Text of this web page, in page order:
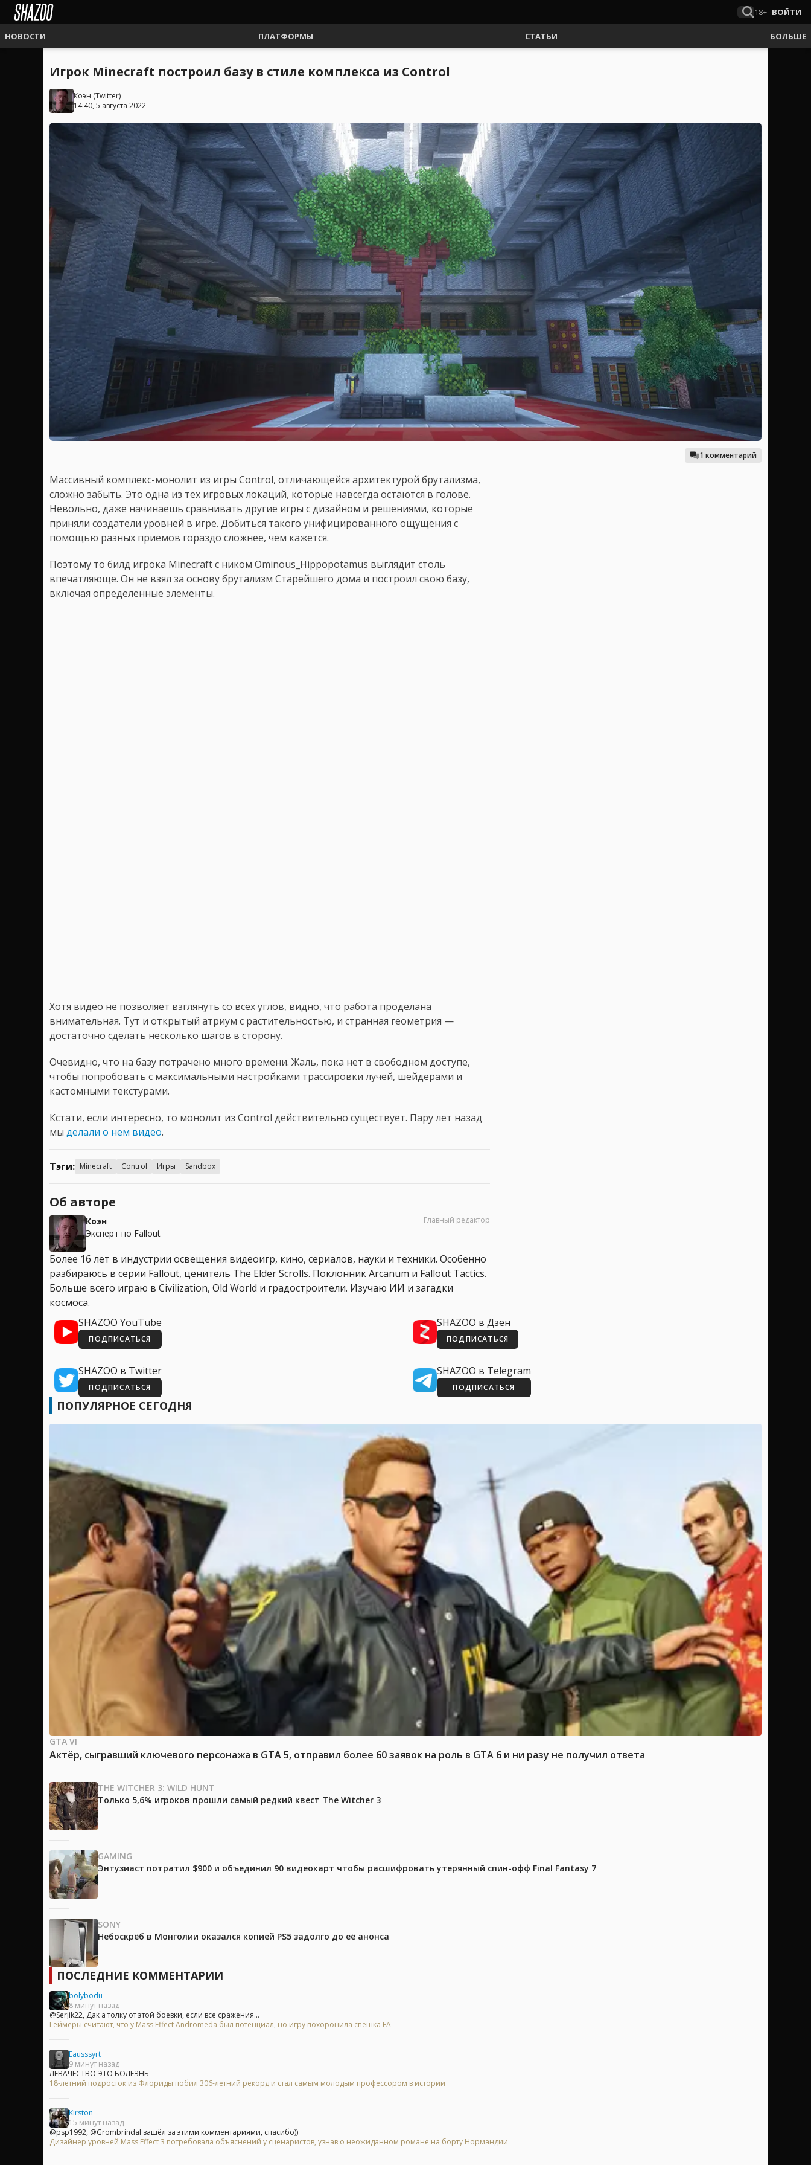
18+ ВОЙТИ
НОВОСТИ ПЛАТФОРМЫ СТАТЬИ БОЛЬШЕ
Игрок Minecraft построил базу в стиле комплекса из Control
Коэн (Twitter)
14:40, 5 августа 2022
1 комментарий
Массивный комплекс-монолит из игры Control, отличающейся архитектурой брутализма,
сложно забыть. Это одна из тех игровых локаций, которые навсегда остаются в голове.
Невольно, даже начинаешь сравнивать другие игры с дизайном и решениями, которые
приняли создатели уровней в игре. Добиться такого унифицированного ощущения с
помощью разных приемов гораздо сложнее, чем кажется.
Поэтому то билд игрока Minecraft с ником Ominous_Hippopotamus выглядит столь
впечатляюще. Он не взял за основу брутализм Старейшего дома и построил свою базу,
включая определенные элементы.
Хотя видео не позволяет взглянуть со всех углов, видно, что работа проделана
внимательная. Тут и открытый атриум с растительностью, и странная геометрия —
достаточно сделать несколько шагов в сторону.
Очевидно, что на базу потрачено много времени. Жаль, пока нет в свободном доступе,
чтобы попробовать с максимальными настройками трассировки лучей, шейдерами и
кастомными текстурами.
Кстати, если интересно, то монолит из Control действительно существует. Пару лет назад
мы делали о нем видео.
Тэги: Minecraft Control Игры Sandbox
Об авторе
Коэн
Эксперт по Fallout
Главный редактор
Более 16 лет в индустрии освещения видеоигр, кино, сериалов, науки и техники. Особенно
разбираюсь в серии Fallout, ценитель The Elder Scrolls. Поклонник Arcanum и Fallout Tactics.
Больше всего играю в Civilization, Old World и градостроители. Изучаю ИИ и загадки
космоса.
SHAZOO YouTube
ПОДПИСАТЬСЯ
SHAZOO в Дзен
ПОДПИСАТЬСЯ
SHAZOO в Twitter
ПОДПИСАТЬСЯ
SHAZOO в Telegram
ПОДПИСАТЬСЯ
ПОПУЛЯРНОЕ СЕГОДНЯ
GTA VI
Актёр, сыгравший ключевого персонажа в GTA 5, отправил более 60 заявок на роль в GTA 6 и ни разу не получил ответа
THE WITCHER 3: WILD HUNT
Только 5,6% игроков прошли самый редкий квест The Witcher 3
GAMING
Энтузиаст потратил $900 и объединил 90 видеокарт чтобы расшифровать утерянный спин-офф Final Fantasy 7
SONY
Небоскрёб в Монголии оказался копией PS5 задолго до её анонса
ПОСЛЕДНИЕ КОММЕНТАРИИ
bolybodu
8 минут назад
@Serjik22, Дак а толку от этой боевки, если все сражения...
Геймеры считают, что у Mass Effect Andromeda был потенциал, но игру похоронила спешка EA
Eausssyrt
9 минут назад
ЛЕВАЧЕСТВО ЭТО БОЛЕЗНЬ
18-летний подросток из Флориды побил 306-летний рекорд и стал самым молодым профессором в истории
Kirston
15 минут назад
@psp1992, @Grombrindal зашёл за этими комментариями, спасибо))
Дизайнер уровней Mass Effect 3 потребовала объяснений у сценаристов, узнав о неожиданном романе на борту Нормандии